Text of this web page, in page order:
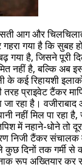
और
गया है कि सुबह
गया है, जिसने
नहीं है, बल्कि
रिहायशी
प्राइवेट टैंकर
है। वजीराबाद
नहीं मिल पा
धोने तो
निजी टैंकर
दिनों तक गर्मी
रूप अख्तियार कर